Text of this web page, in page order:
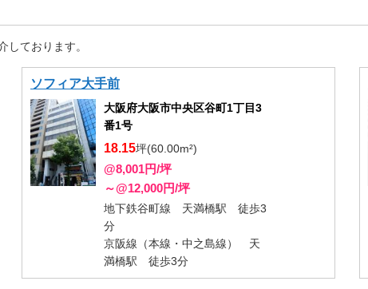
しております。
ソフィア大手前
大阪府大阪市中央区谷町1丁目3
番1号
18.15坪(60.00m²)
@8,001円/坪
～@12,000円/坪
地下鉄谷町線 天満橋駅 徒歩3
分
京阪線（本線・中之島線） 天
満橋駅 徒歩3分